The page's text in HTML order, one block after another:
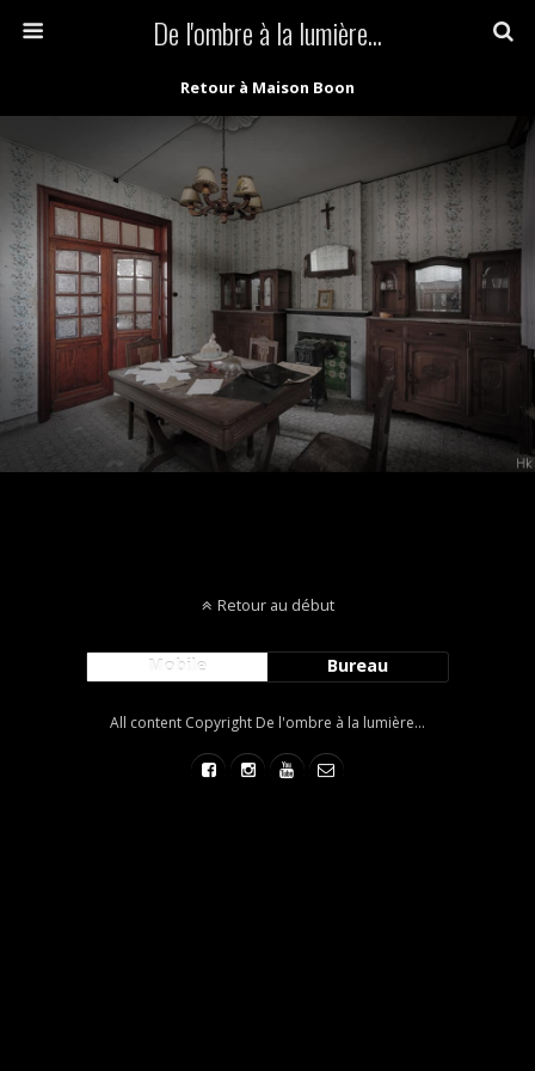
De l'ombre à la lumière...
Retour à Maison Boon
Retour au début
Mobile Bureau
All content Copyright De l'ombre à la lumière...